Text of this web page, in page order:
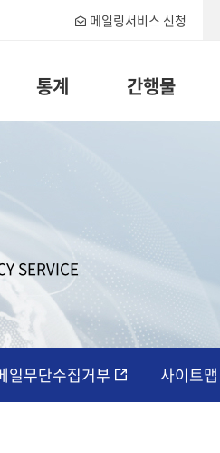
통계 간행물
메일링서비스 신청
SERVICE
일무단수집거부 사이트맵